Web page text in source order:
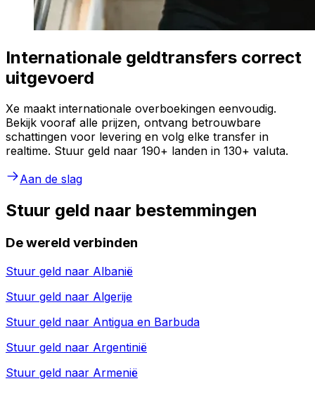
Internationale geldtransfers correct
uitgevoerd
Xe maakt internationale overboekingen eenvoudig.
Bekijk vooraf alle prijzen, ontvang betrouwbare
schattingen voor levering en volg elke transfer in
realtime. Stuur geld naar 190+ landen in 130+ valuta.
Aan de slag
Stuur geld naar bestemmingen
De wereld verbinden
Stuur geld naar Albanië
Stuur geld naar Algerije
Stuur geld naar Antigua en Barbuda
Stuur geld naar Argentinië
Stuur geld naar Armenië